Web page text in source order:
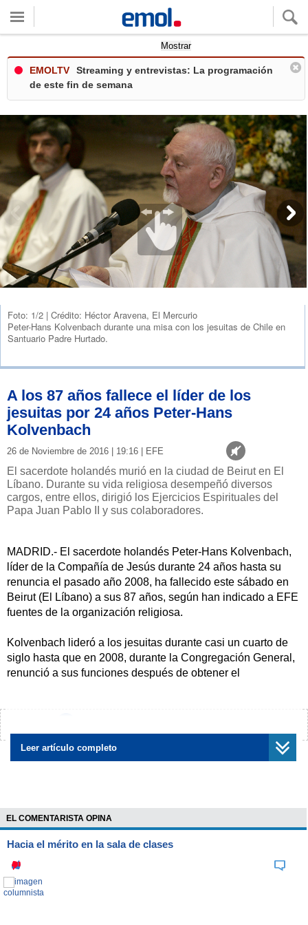
Mostrar
EMOLTV
Streaming y entrevistas: La programación
de este fin de semana
Foto: 1/2 | Crédito: Héctor Aravena, El Mercurio
Peter-Hans Kolvenbach durante una misa con los jesuitas de Chile en
Santuario Padre Hurtado.
A los 87 años fallece el líder de los
jesuitas por 24 años Peter-Hans
Kolvenbach
26 de Noviembre de 2016 | 19:16 | EFE
El sacerdote holandés murió en la ciudad de Beirut en El
Líbano. Durante su vida religiosa desempeñó diversos
cargos, entre ellos, dirigió los Ejercicios Espirituales del
Papa Juan Pablo II y sus colaboradores.
MADRID.- El sacerdote holandés Peter-Hans Kolvenbach,
líder de la Compañía de Jesús durante 24 años hasta su
renuncia el pasado año 2008, ha fallecido este sábado en
Beirut (El Líbano) a sus 87 años, según han indicado a EFE
fuentes de la organización religiosa.
Kolvenbach lideró a los jesuitas durante casi un cuarto de
siglo hasta que en 2008, durante la Congregación General,
renunció a sus funciones después de obtener el
se encontraba cerca de los 80 años- y la larga duración de
su gobierno.
en 1928 en Druten, en los Países Bajos.
Tras la desilusión por la política y las ideologías que le
ingresó en la Compañía de Jesús, en el noviciado de
Mariëndaal, en Grave.
Leer artículo completo
EL COMENTARISTA OPINA
Hacia el mérito en la sala de clases